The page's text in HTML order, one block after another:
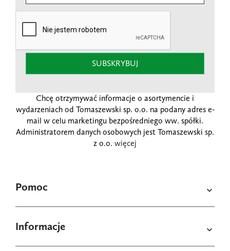
Pomoc 
Informacje 
SUBSKRYBUJ
Chcę otrzymywać informacje o asortymencie i
wydarzeniach od Tomaszewski sp. o.o. na podany adres e-
mail w celu marketingu bezpośredniego ww. spółki.
Administratorem danych osobowych jest Tomaszewski sp.
z o.o. więcej